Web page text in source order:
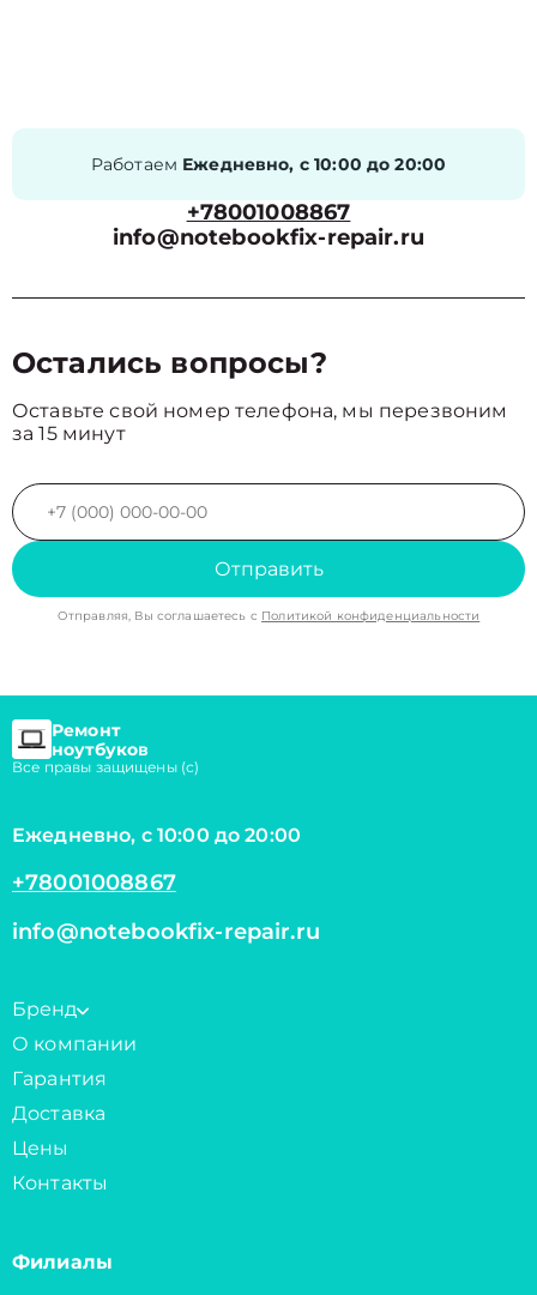
Работаем Ежедневно, с 10:00 до 20:00
+78001008867
info@notebookfix-repair.ru
Остались вопросы?
Оставьте свой номер телефона, мы перезвоним
за 15 минут
Отправить
Отправляя, Вы соглашаетесь с Политикой конфиденциальности
Ремонт
ноутбуков
Все правы защищены (с)
Ежедневно, с 10:00 до 20:00
+78001008867
info@notebookfix-repair.ru
Бренд
О компании
Гарантия
Доставка
Цены
Контакты
Филиалы